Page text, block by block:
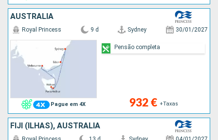
AUSTRALIA
Pague em 4X
Royal Princess 9 d Sydney 30/01/2027
932 € +Taxas
Pensão completa
FIJI (ILHAS), AUSTRALIA